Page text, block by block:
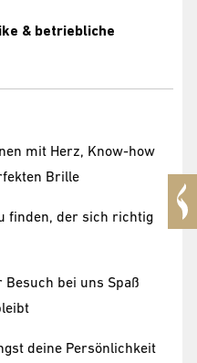
& betriebliche
mit Herz, Know-how
Brille
finden, der sich richtig
bei uns Spaß
deine Persönlichkeit